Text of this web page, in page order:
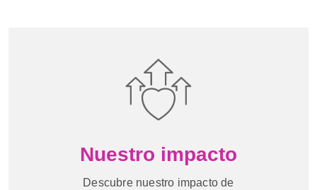
Nuestro impacto
Descubre nuestro impacto de